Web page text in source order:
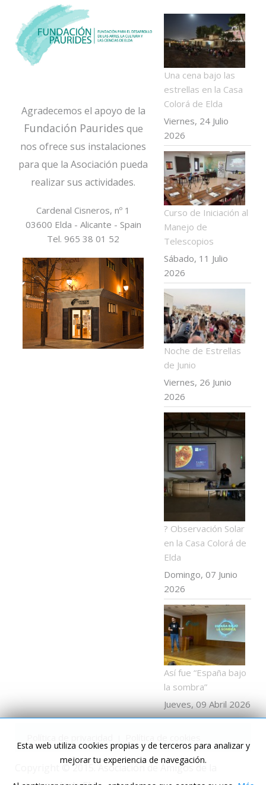
Agradecemos el apoyo de la
Fundación Paurides que
nos ofrecesus instalaciones
para que la Asociación pueda
realizar sus actividades.
Cardenal Cisneros, nº 1
03600 Elda - Alicante - Spain
Tel. 965 38 01 52
Una cena bajo las
estrellas en la Casa
Colorá de Elda
Viernes, 24 Julio
2026
Curso de Iniciación al
Manejo de
Telescopios
Sábado, 11 Julio
2026
Noche de Estrellas
de Junio
Viernes, 26 Junio
2026
? Observación Solar
en la Casa Colorá de
Elda
Domingo, 07 Junio
2026
Así fue “España bajo
la sombra”
Jueves, 09 Abril 2026
Esta web utiliza cookies propias y de terceros para analizar y
mejorar tu experiencia de navegación.
Copyright © 2015. Asociación de Amigos de la